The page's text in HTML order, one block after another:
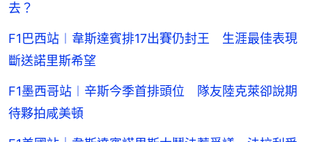
去？
F1巴西站︱韋斯達賓排17出賽仍封王 生涯最佳表現
斷送諾里斯希望
F1墨西哥站︱辛斯今季首排頭位 隊友陸克萊卻說期
待夥拍咸美頓